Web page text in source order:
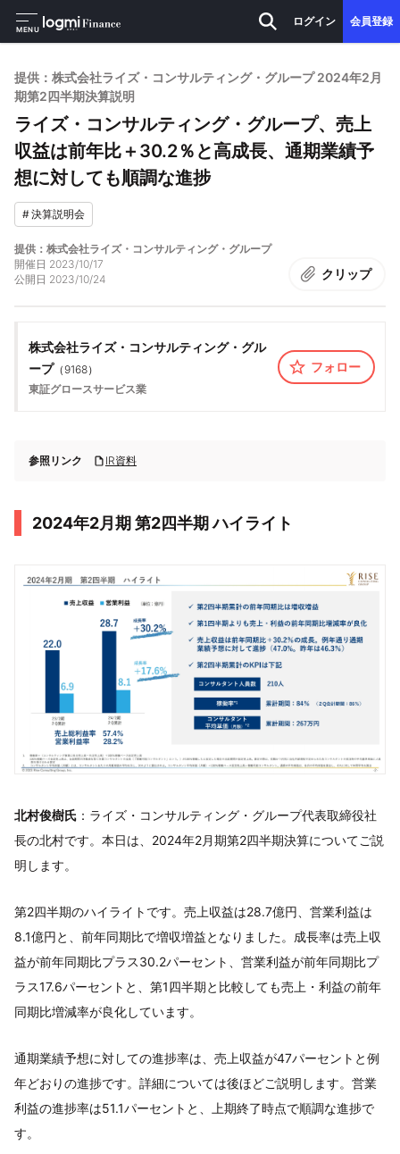
MENU
ログイン 会員登録
提供：株式会社ライズ・コンサルティング・グループ 2024年2月
期第2四半期決算説明
ライズ・コンサルティング・グループ、売上
収益は前年比＋30.2％と高成長、通期業績予
想に対しても順調な進捗
#決算説明会
提供：株式会社ライズ・コンサルティング・グループ
開催日 2023/10/17
公開日 2023/10/24 クリップ
株式会社ライズ・コンサルティング・グル
ープ（ 9168）
東証グロースサービス業
フォロー
参照リンク IR資料
2024年2月期 第2四半期 ハイライト
北村俊樹氏 ：ライズ・コンサルティング・グループ代表取締役社
長の北村です。本日は、2024年2月期第2四半期決算についてご説
明します。
第2四半期のハイライトです。売上収益は28.7億円、営業利益は
8.1億円と、前年同期比で増収増益となりました。成長率は売上収
益が前年同期比プラス30.2パーセント、営業利益が前年同期比プ
ラス17.6パーセントと、第1四半期と比較しても売上・利益の前年
同期比増減率が良化しています。
通期業績予想に対しての進捗率は、売上収益が47パーセントと例
年どおりの進捗です。詳細については後ほどご説明します。営業
利益の進捗率は51.1パーセントと、上期終了時点で順調な進捗で
す。